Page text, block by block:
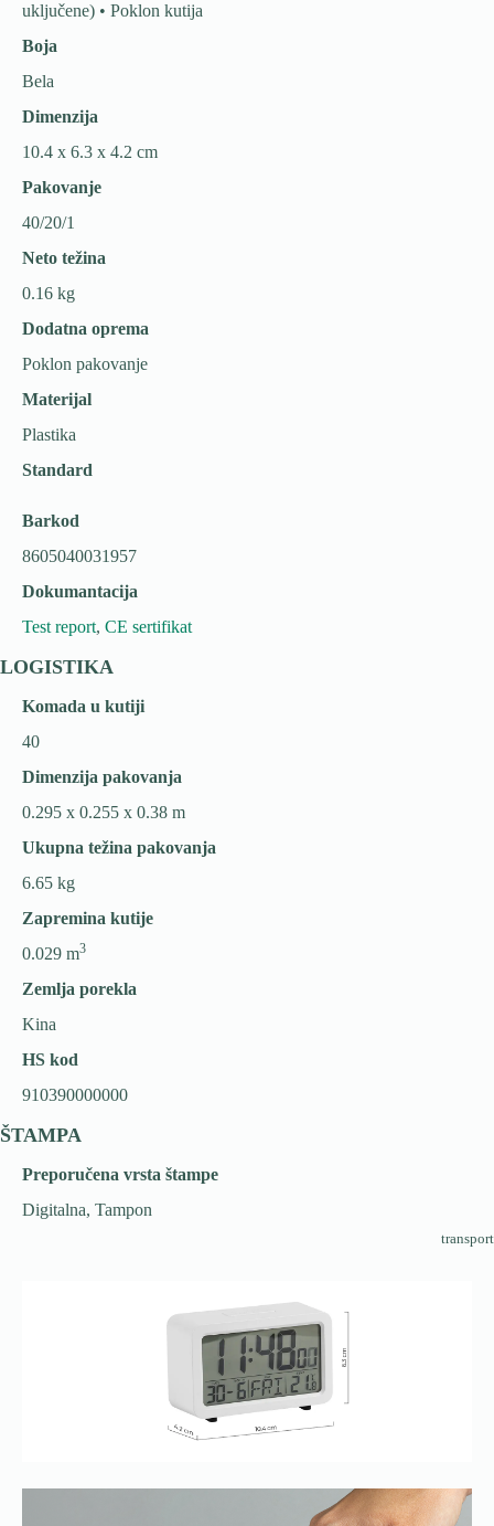
uključene) • Poklon kutija
Boja
Bela
Dimenzija
10.4 x 6.3 x 4.2 cm
Pakovanje
40/20/1
Neto težina
0.16 kg
Dodatna oprema
Poklon pakovanje
Materijal
Plastika
Standard
Barkod
8605040031957
Dokumantacija
Test report, CE sertifikat
LOGISTIKA
Komada u kutiji
40
Dimenzija pakovanja
0.295 x 0.255 x 0.38 m
Ukupna težina pakovanja
6.65 kg
Zapremina kutije
0.029 m3
Zemlja porekla
Kina
HS kod
910390000000
ŠTAMPA
Preporučena vrsta štampe
Digitalna, Tampon
transport